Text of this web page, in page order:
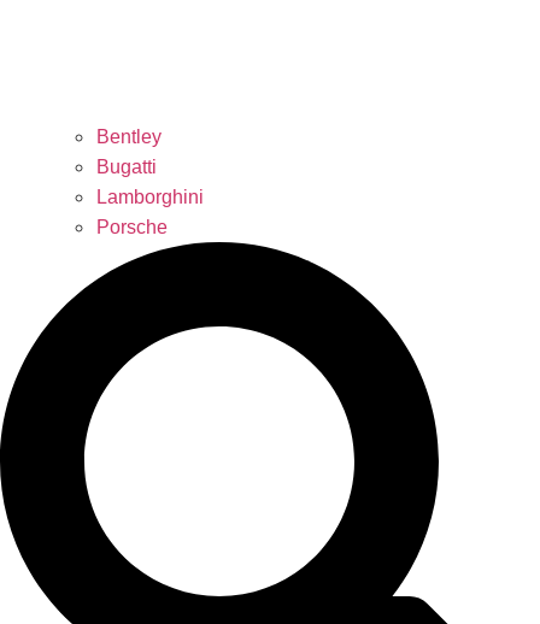
Bentley
Bugatti
Lamborghini
Porsche